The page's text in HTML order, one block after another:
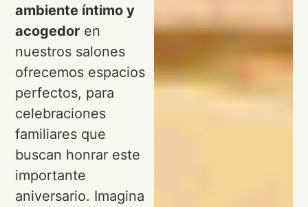
ambiente íntimo y
acogedor en
nuestros salones
ofrecemos espacios
perfectos, para
celebraciones
familiares que
buscan honrar este
importante
aniversario. Imagina